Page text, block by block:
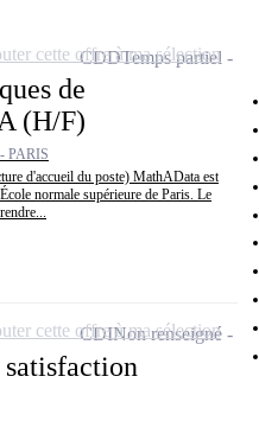
de
(H/F)
PARIS
d'accueil du poste) MathAData est
normale supérieure de Paris. Le
CDDTemps partiel
cette offre à ma sélection
CDINon renseigné
cette offre à ma sélection